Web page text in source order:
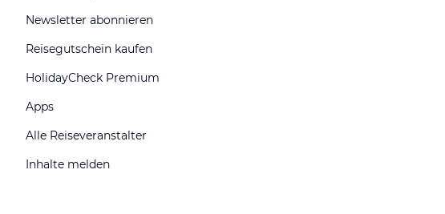
Newsletter abonnieren
Reisegutschein kaufen
HolidayCheck Premium
Apps
Alle Reiseveranstalter
Inhalte melden